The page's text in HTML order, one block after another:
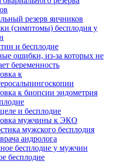
резерв яичников
(симптомы) бесплодия у
и бесплодие
ошибки, из-за которых не
беременность
к
к биопсии эндометрия
и бесплодие
мужчины к ЭКО
мужского бесплодия
андролога
бесплодие у мужчин
бесплодие